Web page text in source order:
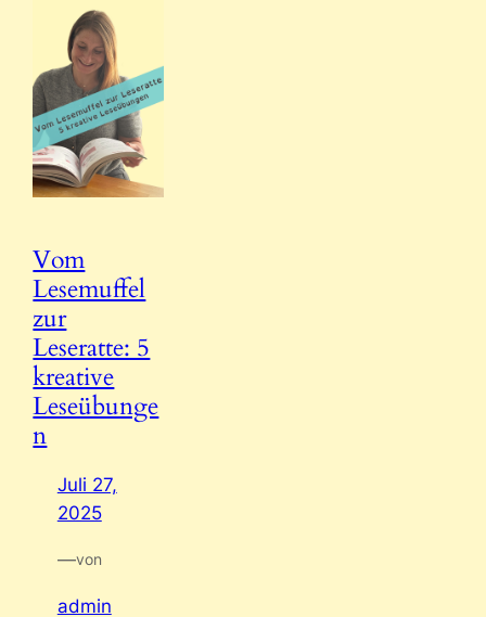
Vom
Lesemuffel
zur
Leseratte: 5
kreative
Leseübunge
n
Juli 27,
2025
—von
admin